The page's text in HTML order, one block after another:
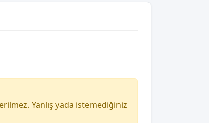
Yanlış yada istemediğiniz